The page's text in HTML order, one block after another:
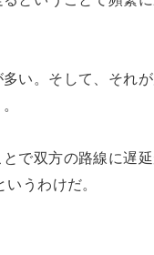
い。そして、それ
で双方の路線に遅
うわけだ。